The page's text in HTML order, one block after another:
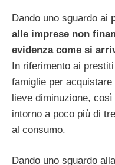
Dando uno sguardo ai
alle imprese non
evidenza come si
In riferimento ai
famiglie per
lieve diminuzione,
intorno a poco più di
al consumo.
Dando uno sguardo